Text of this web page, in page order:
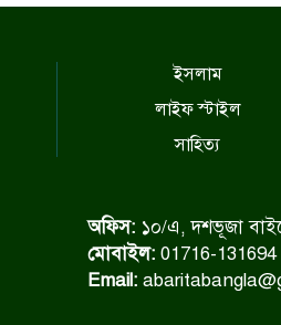
ইসলাম
লাইফ স্টাইল
সাহিত্য
অফিস: ১০/এ, দশভূজা
মোবাইল: 01716-131694
Email: